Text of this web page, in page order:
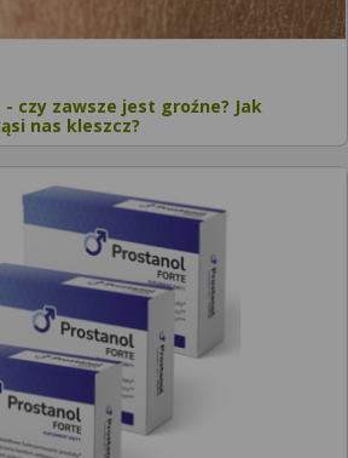
czy zawsze jest groźne? Jak
nas kleszcz?